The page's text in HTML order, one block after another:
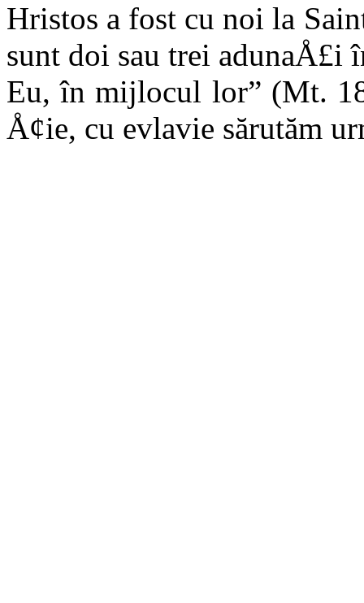
Hristos a fost cu noi la
sunt doi sau trei adu­naÅ£i
Eu, în mijlocul lor” (Mt.
Å¢ie, cu evlavie sărutăm